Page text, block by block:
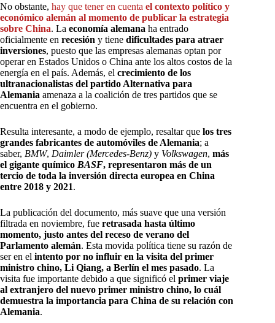
No obstante, hay que tener en cuenta el contexto político y
económico alemán al momento de publicar la estrategia
sobre China. La economía alemana ha entrado
oficialmente en recesión y tiene dificultades para atraer
inversiones, puesto que las empresas alemanas optan por
operar en Estados Unidos o China ante los altos costos de la
energía en el país. Además, el crecimiento de los
ultranacionalistas del partido Alternativa para
Alemania amenaza a la coalición de tres partidos que se
encuentra en el gobierno.
Resulta interesante, a modo de ejemplo, resaltar que los tres
grandes fabricantes de automóviles de Alemania; a
saber, BMW, Daimler (Mercedes-Benz) y Volkswagen, más
el gigante químico BASF, representaron más de un
tercio de toda la inversión directa europea en China
entre 2018 y 2021.
La publicación del documento, más suave que una versión
filtrada en noviembre, fue retrasada hasta último
momento, justo antes del receso de verano del
Parlamento alemán. Esta movida política tiene su razón de
ser en el intento por no influir en la visita del primer
ministro chino, Li Qiang, a Berlín el mes pasado. La
visita fue importante debido a que significó el primer viaje
al extranjero del nuevo primer ministro chino, lo cuál
demuestra la importancia para China de su relación con
Alemania.